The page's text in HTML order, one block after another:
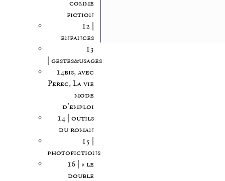
comme
fiction
12 |
enfances
13
| gestes&usages
14bis, avec
Perec, La vie
mode
d’emploi
14 | outils
du roman
15 |
photofictions
16 | « le
double